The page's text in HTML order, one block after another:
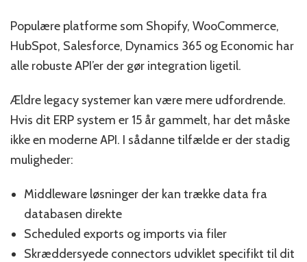
Populære platforme som Shopify, WooCommerce,
HubSpot, Salesforce, Dynamics 365 og Economic har
alle robuste API’er der gør integration ligetil.
Ældre legacy systemer kan være mere udfordrende.
Hvis dit ERP system er 15 år gammelt, har det måske
ikke en moderne API. I sådanne tilfælde er der stadig
muligheder:
Middleware løsninger der kan trække data fra
databasen direkte
Scheduled exports og imports via filer
Skræddersyede connectors udviklet specifikt til dit